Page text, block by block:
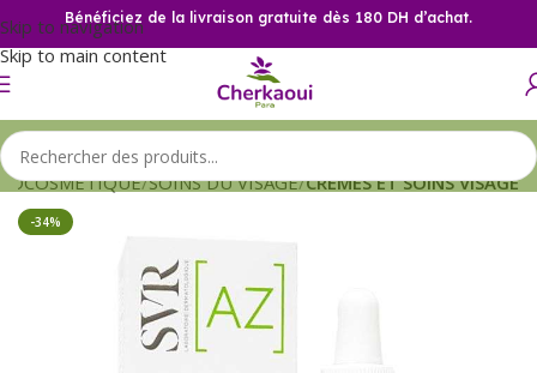
Skip to navigation
Skip to main content
Bénéficiez de la livraison gratuite dès 180 DH d’achat.
SOINS DU VISAGE CREMES ET SOINS VISAGE
-34%